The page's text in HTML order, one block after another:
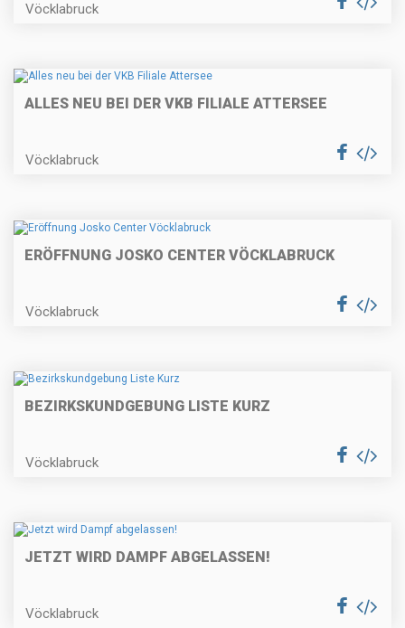
Vöcklabruck
ALLES NEU BEI DER VKB FILIALE ATTERSEE
Vöcklabruck
ERÖFFNUNG JOSKO CENTER VÖCKLABRUCK
Vöcklabruck
BEZIRKSKUNDGEBUNG LISTE KURZ
Vöcklabruck
JETZT WIRD DAMPF ABGELASSEN!
Vöcklabruck